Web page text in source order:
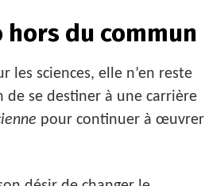
du commun
les sciences, elle n’en reste
de se destiner à une carrière
pour continuer à œuvrer